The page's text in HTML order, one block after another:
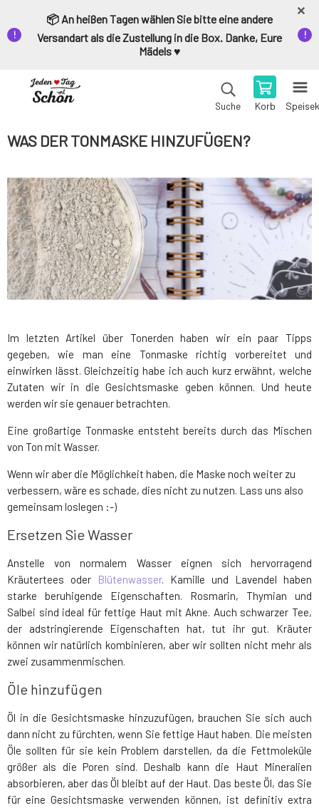
📦 An heißen Tagen wählen Sie bitte eine andere
Versandart als die Zustellung in die Box. Danke, Eure
Mädels ♥️
Suche Korb
WAS DER TONMASKE HINZUFÜGEN?
Im letzten Artikel über Tonerden haben wir ein paar Tipps
gegeben, wie man eine Tonmaske richtig vorbereitet und
einwirken lässt. Gleichzeitig habe ich auch kurz erwähnt, welche
Zutaten wir in die Gesichtsmaske geben können. Und heute
werden wir sie genauer betrachten.
Eine großartige Tonmaske entsteht bereits durch das Mischen
von Ton mit Wasser.
Wenn wir aber die Möglichkeit haben, die Maske noch weiter zu
verbessern, wäre es schade, dies nicht zu nutzen. Lass uns also
gemeinsam loslegen :-)
Ersetzen Sie Wasser
Anstelle von normalem Wasser eignen sich hervorragend
Kräutertees oder
Blütenwasser. Kamille und Lavendel haben
starke beruhigende Eigenschaften. Rosmarin, Thymian und
Salbei sind ideal für fettige Haut mit Akne. Auch schwarzer Tee,
der adstringierende Eigenschaften hat, tut ihr gut. Kräuter
können wir natürlich kombinieren, aber wir sollten nicht mehr als
zwei zusammenmischen.
Öle hinzufügen
Öl in die Gesichtsmaske hinzuzufügen, brauchen Sie sich auch
dann nicht zu fürchten, wenn Sie fettige Haut haben. Die meisten
Öle sollten für sie kein Problem darstellen, da die Fettmoleküle
größer als die Poren sind. Deshalb kann die Haut Mineralien
absorbieren, aber das Öl bleibt auf der Haut. Das beste Öl, das Sie
für eine Gesichtsmaske verwenden können, ist definitiv extra